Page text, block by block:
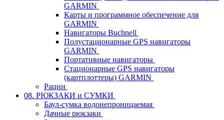
GARMIN
Карты и программное обеспечение для
GARMIN
Навигаторы Buchnell
Полустационарные GPS навигаторы
GARMIN
Портативные навигаторы
Стационарные GPS навигаторы
(картплоттеры) GARMIN
Рации
08. РЮКЗАКИ и СУМКИ
Баул-сумка водонепроницаемая
Дачные рюкзаки